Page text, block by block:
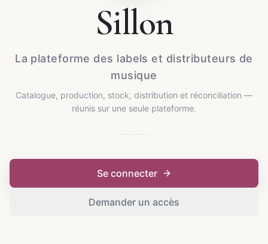
Sillon
La plateforme des labels et distributeurs de
musique
Catalogue, production, stock, distribution et réconciliation —
réunis sur une seule plateforme.
Se connecter
Demander un accès